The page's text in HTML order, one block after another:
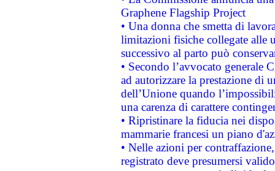
Graphene Flagship Project
• Una donna che smetta di
limitazioni fisiche collegate alle
successivo al parto può
• Secondo l’avvocato
ad autorizzare la prestazione di
dell’Unione quando
una carenza di carattere
• Ripristinare la fiducia nei
mammarie francesi un piano
• Nelle azioni per
registrato deve presumersi